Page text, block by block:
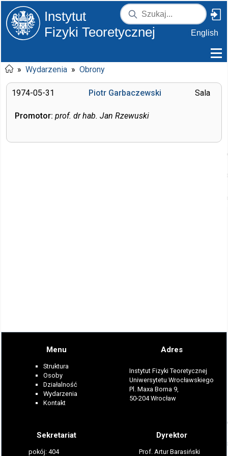
Instytut
Fizyki Teoretycznej
English
» Wydarzenia » Obrony
1974-05-31 Sala
Piotr Garbaczewski
Promotor: prof. dr hab. Jan Rzewuski
Menu
Struktura
Osoby
Działalność
Wydarzenia
Kontakt
Adres
Instytut Fizyki Teoretycznej
Uniwersytetu Wrocławskiego
Pl. Maxa Borna 9,
50-204 Wrocław
Sekretariat
pokój: 404
Dyrektor
Prof. Artur Barasiński